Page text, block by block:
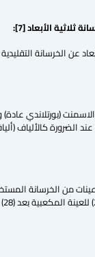
ثلاثية الأبعاد[7]
:
عن الخرسانة
كالألياف